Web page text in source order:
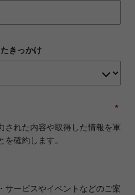
きっかけ
*
された内容や取得した情報を軍
確約します。
サービスやイベントなどのご案